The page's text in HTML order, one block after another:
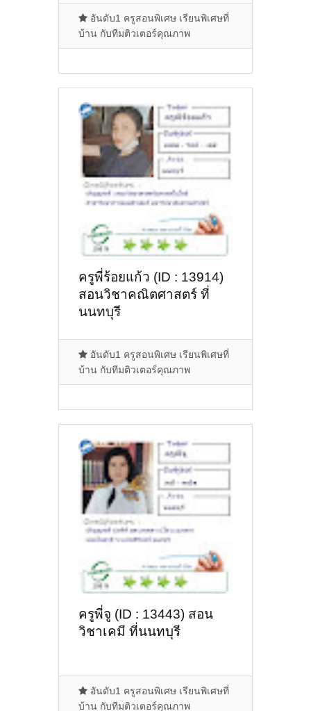
อันดับ1 ครูสอนพิเศษ เรียนพิเศษที่
บ้าน กับทีมติวเตอร์คุณภาพ
ครูพี่ร้อยแก้ว (ID : 13914)
สอนวิชาคณิตศาสตร์ ที่
นนทบุรี
อันดับ1 ครูสอนพิเศษ เรียนพิเศษที่
บ้าน กับทีมติวเตอร์คุณภาพ
ครูพี่จู (ID : 13443) สอน
วิชาเคมี ที่นนทบุรี
อันดับ1 ครูสอนพิเศษ เรียนพิเศษที่
บ้าน กับทีมติวเตอร์คุณภาพ